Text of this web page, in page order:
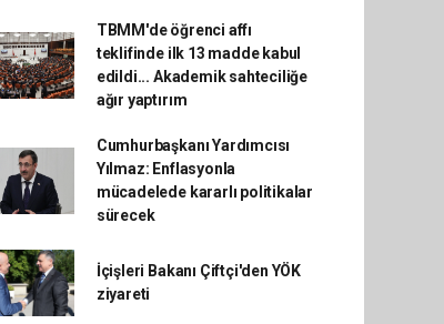
TBMM'de öğrenci affı
teklifinde ilk 13 madde kabul
edildi... Akademik sahteciliğe
ağır yaptırım
Cumhurbaşkanı Yardımcısı
Yılmaz: Enflasyonla
mücadelede kararlı politikalar
sürecek
İçişleri Bakanı Çiftçi'den YÖK
ziyareti